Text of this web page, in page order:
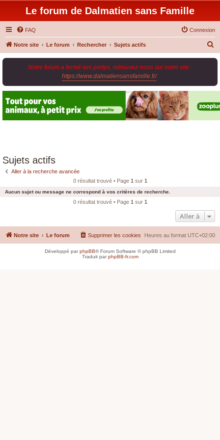
Le forum de Dalmatien sans Famille
FAQ Connexion
Notre site Le forum Rechercher Sujets actifs
e
r
Notre forum a fermé ses portes, retrouvez-nous sur notre site :
https://www.dalmatiensansfamille.fr/.
Sujets actifs
Aller à la recherche avancée
0 résultat trouvé • Page 1 sur 1
Aucun sujet ou message ne correspond à vos critères de recherche.
0 résultat trouvé • Page 1 sur 1
Aller à
Notre site Le forum Heures au format UTC+02:00
Supprimer les cookies
Développé parphpBB® Forum Software © phpBB Limited
Traduit parphpBB-fr.com